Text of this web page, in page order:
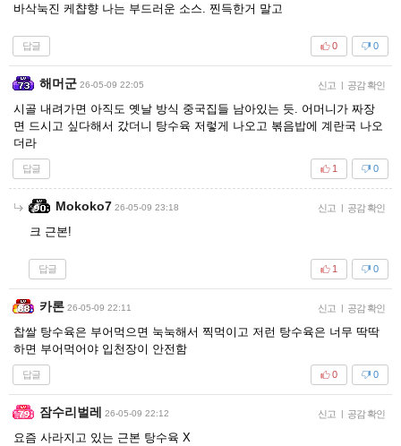
바삭눅진 케챱향 나는 부드러운 소스. 찐득한거 말고
답글 0
0
해머군 26-05-09 22:05 신고 | 공감 확인
시골 내려가면 아직도 옛날 방식 중국집들 남아있는 듯. 어머니가 짜장
면 드시고 싶다해서 갔더니 탕수육 저렇게 나오고 볶음밥에 계란국 나오
더라
답글 0
1
Mokoko7 26-05-09 23:18 신고 | 공감 확인
크 근본!
답글 0
1
카론 26-05-09 22:11 신고 | 공감 확인
찹쌀 탕수육은 부어먹으면 눅눅해서 찍먹이고 저런 탕수육은 너무 딱딱
하면 부어먹어야 입천장이 안전함
답글 0
0
잠수리벌레 26-05-09 22:12 신고 | 공감 확인
요즘 사라지고 있는 근본 탕수육 X